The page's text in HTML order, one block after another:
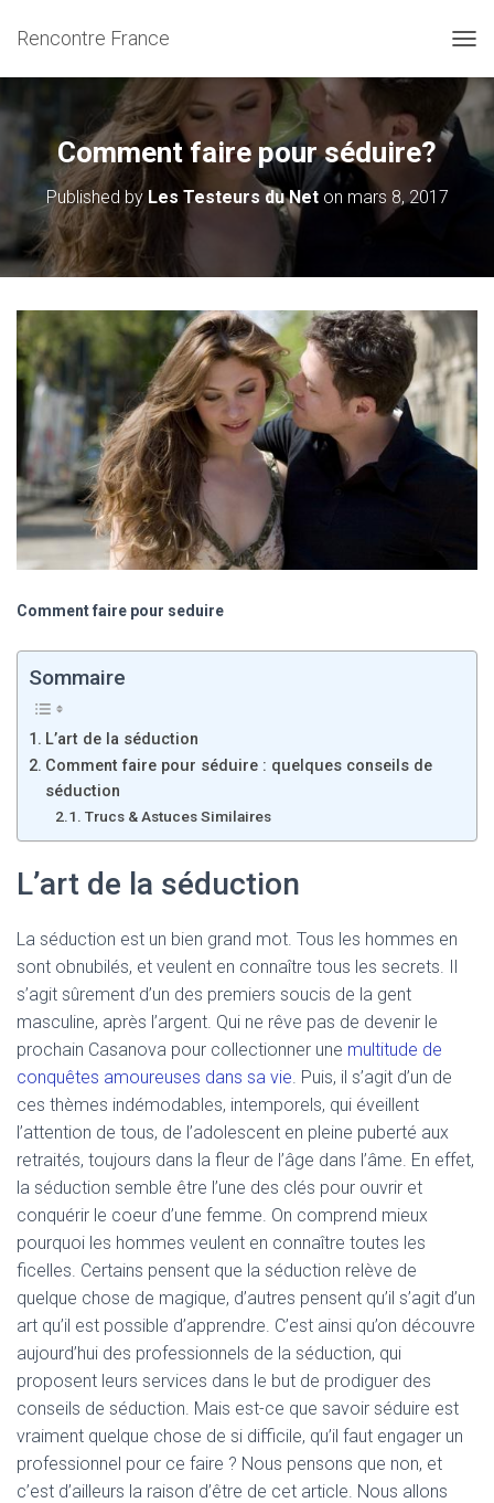
Rencontre France
Comment faire pour séduire?
Published by Les Testeurs du Neton mars 8, 2017
Comment faire pour seduire
Sommaire
L’art de la séduction
Comment faire pour séduire : quelques conseils de
séduction
Trucs & Astuces Similaires
L’art de la séduction
La séduction est un bien grand mot. Tous les hommes en
sont obnubilés, et veulent en connaître tous les secrets. Il
s’agit sûrement d’un des premiers soucis de la gent
masculine, après l’argent. Qui ne rêve pas de devenir le
prochain Casanova pour collectionner une multitude de
conquêtes amoureuses dans sa vie. Puis, il s’agit d’un de
ces thèmes indémodables, intemporels, qui éveillent
l’attention de tous, de l’adolescent en pleine puberté aux
retraités, toujours dans la fleur de l’âge dans l’âme. En effet,
la séduction semble être l’une des clés pour ouvrir et
conquérir le coeur d’une femme. On comprend mieux
pourquoi les hommes veulent en connaître toutes les
ficelles. Certains pensent que la séduction relève de
quelque chose de magique, d’autres pensent qu’il s’agit d’un
art qu’il est possible d’apprendre. C’est ainsi qu’on découvre
aujourd’hui des professionnels de la séduction, qui
proposent leurs services dans le but de prodiguer des
conseils de séduction. Mais est-ce que savoir séduire est
vraiment quelque chose de si difficile, qu’il faut engager un
professionnel pour ce faire ? Nous pensons que non, et
c’est d’ailleurs la raison d’être de cet article. Nous allons